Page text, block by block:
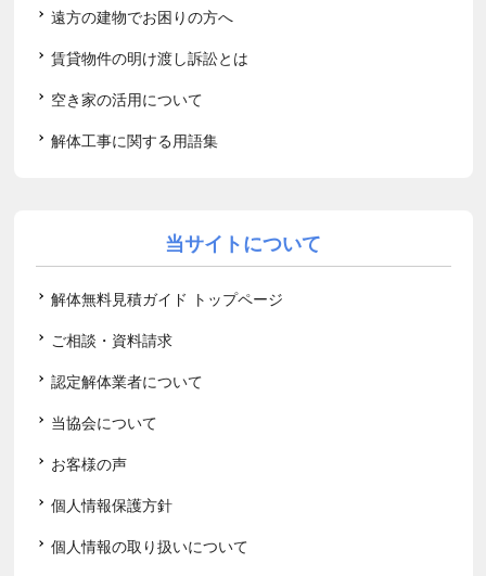
遠方の建物でお困りの方へ
賃貸物件の明け渡し訴訟とは
空き家の活用について
解体工事に関する用語集
当サイトについて
解体無料見積ガイド トップページ
ご相談・資料請求
認定解体業者について
当協会について
お客様の声
個人情報保護方針
個人情報の取り扱いについて